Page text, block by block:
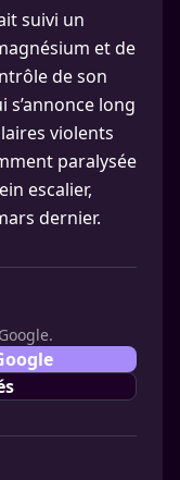
suivi un
et de
de son
long
violents
paralysée
escalier,
dernier.